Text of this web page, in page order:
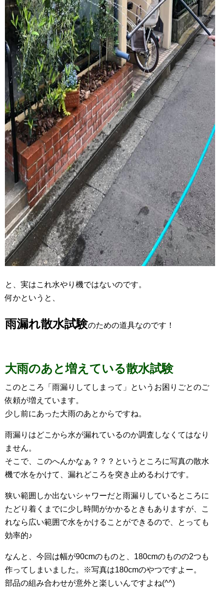
と、実はこれ水やり機ではないのです。
何かというと、
雨漏れ散水試験のための道具なのです！
大雨のあと増えている散水試験
このところ「雨漏りしてしまって」というお困りごとのご
依頼が増えています。
少し前にあった大雨のあとからですね。
雨漏りはどこから水が漏れているのか調査しなくてはなり
ません。
そこで、このへんかなぁ？？？というところに写真の散水
機で水をかけて、漏れどころを突き止めるわけです。
狭い範囲しか出ないシャワーだと雨漏りしているところに
たどり着くまでに少し時間がかかるときもありますが、こ
れなら広い範囲で水をかけることができるので、とっても
効率的♪
なんと、今回は幅が90cmのものと、180cmのものの2つも
作ってしまいました。※写真は180cmのやつですよー。
部品の組み合わせが意外と楽しいんですよね(^^)